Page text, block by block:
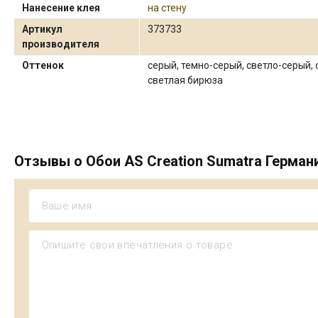
Нанесение клея
на стену
Артикул
производителя
373733
Оттенок
серый, темно-серый, светло-серый,
светлая бирюза
Отзывы о Обои AS Creation Sumatra